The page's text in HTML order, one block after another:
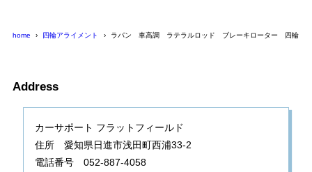
home 四輪アライメント ラパン 車高調 ラテラルロッド ブレーキローター 四輪アラ
Address
カーサポート フラットフィールド
住所 愛知県日進市浅田町西浦33-2
電話番号 052-887-4058